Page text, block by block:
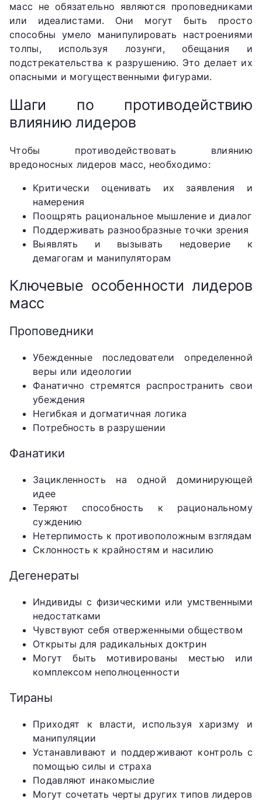
масс не обязательно являются проповедниками
или идеалистами. Они могут быть просто
способны умело манипулировать настроениями
толпы, используя лозунги, обещания и
подстрекательства к разрушению. Это делает их
опасными и могущественными фигурами.
Шаги по противодействию
влиянию лидеров
Чтобы противодействовать влиянию
вредоносных лидеров масс, необходимо:
Критически оценивать их заявления и
намерения
Поощрять рациональное мышление и диалог
Поддерживать разнообразные точки зрения
Выявлять и вызывать недоверие к
демагогам и манипуляторам
Ключевые особенности лидеров
масс
Проповедники
Убежденные последователи определенной
веры или идеологии
Фанатично стремятся распространить свои
убеждения
Негибкая и догматичная логика
Потребность в разрушении
Фанатики
Зацикленность на одной доминирующей
идее
Теряют способность к рациональному
суждению
Нетерпимость к противоположным взглядам
Склонность к крайностям и насилию
Дегенераты
Индивиды с физическими или умственными
недостатками
Чувствуют себя отверженными обществом
Открыты для радикальных доктрин
Могут быть мотивированы местью или
комплексом неполноценности
Тираны
Приходят к власти, используя харизму и
манипуляции
Устанавливают и поддерживают контроль с
помощью силы и страха
Подавляют инакомыслие
Могут сочетать черты других типов лидеров